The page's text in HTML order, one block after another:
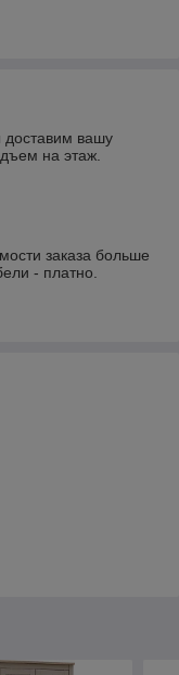
доставим вашу
на этаж.
заказа больше
- платно.